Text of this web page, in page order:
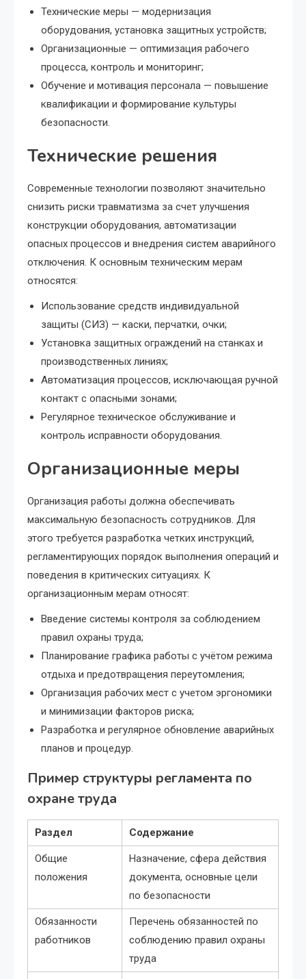
Технические меры — модернизация
оборудования, установка защитных устройств;
Организационные — оптимизация рабочего
процесса, контроль и мониторинг;
Обучение и мотивация персонала — повышение
квалификации и формирование культуры
безопасности.
Технические решения
Современные технологии позволяют значительно
снизить риски травматизма за счет улучшения
конструкции оборудования, автоматизации
опасных процессов и внедрения систем аварийного
отключения. К основным техническим мерам
относятся:
Использование средств индивидуальной
защиты (СИЗ) — каски, перчатки, очки;
Установка защитных ограждений на станках и
производственных линиях;
Автоматизация процессов, исключающая ручной
контакт с опасными зонами;
Регулярное техническое обслуживание и
контроль исправности оборудования.
Организационные меры
Организация работы должна обеспечивать
максимальную безопасность сотрудников. Для
этого требуется разработка четких инструкций,
регламентирующих порядок выполнения операций и
поведения в критических ситуациях. К
организационным мерам относят:
Введение системы контроля за соблюдением
правил охраны труда;
Планирование графика работы с учётом режима
отдыха и предотвращения переутомления;
Организация рабочих мест с учетом эргономики
и минимизации факторов риска;
Разработка и регулярное обновление аварийных
планов и процедур.
Пример структуры регламента по
охране труда
Раздел Содержание
Общие
положения
Назначение, сфера действия
документа, основные цели
по безопасности
Обязанности
работников
Перечень обязанностей по
соблюдению правил охраны
труда